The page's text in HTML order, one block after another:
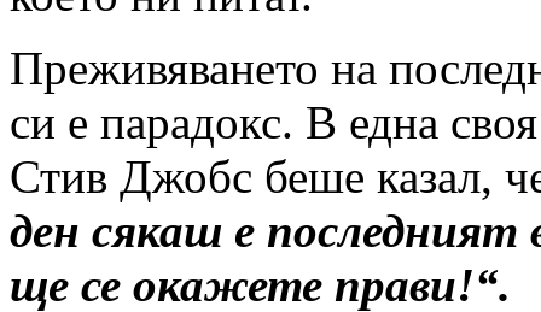
Преживяването на
си е парадокс. В една
Стив Джобс беше казал,
ден сякаш е последният
ще се окажете прави!“.